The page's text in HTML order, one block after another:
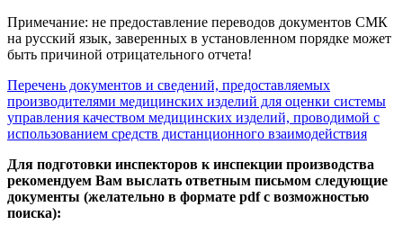
Примечание: не предоставление переводов документов СМК
на русский язык, заверенных в установленном порядке может
быть причиной отрицательного отчета!
Перечень документов и сведений, предоставляемых
производителями медицинских изделий для оценки системы
управления качеством медицинских изделий, проводимой с
использованием средств дистанционного взаимодействия
Для подготовки инспекторов к инспекции производства
рекомендуем Вам выслать ответным письмом следующие
документы (желательно в формате pdf с возможностью
поиска):